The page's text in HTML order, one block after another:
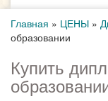
Главная » ЦЕНЫ »
образовании
Купить